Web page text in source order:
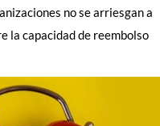
no se arriesgan a
la capacidad de reembolso